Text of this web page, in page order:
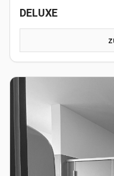
DELUXE